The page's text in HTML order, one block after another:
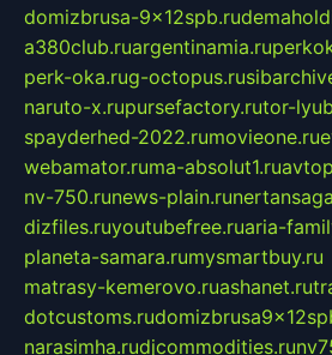
domizbrusa-9x12spb.ru
a380club.ruargentinamia.ru
perk-oka.rug-octopus.ru
naruto-x.rupursefactory.rutor-
spayderhed-2022.rumovieone.ru
webamator.ruma-absolut1.ru
nv-750.runews-plain.ru
dizfiles.ruyoutubefree.ruaria-
planeta-samara.rumysmartbuy.ru
matrasy-kemerovo.ruashanet.ru
dotcustoms.ru
narasimha.rudjcommodities.ru